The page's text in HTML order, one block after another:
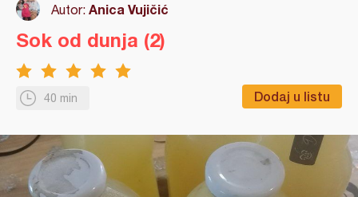
Autor: Anica Vujičić
40 min Dodaj u listu
Sok od dunja (2)